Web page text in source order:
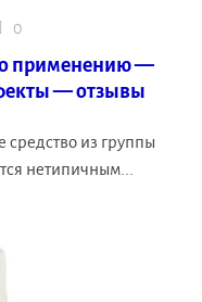
0
применению —
— отзывы
средство из группы
нетипичным...